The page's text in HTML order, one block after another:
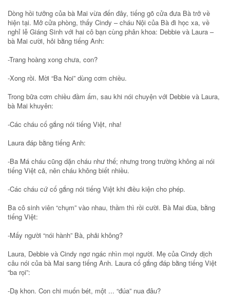
Dòng hồi tưởng của bà Mai vừa đến đây, tiếng gõ cửa đưa Bà trở về
hiện tại. Mở cửa phòng, thấy Cindy – cháu Nội của Bà đi học xa, về
nghỉ lễ Giáng Sinh với hai cô bạn cùng phân khoa: Debbie và Laura –
bà Mai cười, hỏi bằng tiếng Anh:
-Trang hoàng xong chưa, con?
-Xong rồi. Mời “Ba Noi” dùng cơm chiều.
Trong bữa cơm chiều đầm ấm, sau khi nói chuyện với Debbie và Laura,
bà Mai khuyên:
-Các cháu cố gắng nói tiếng Việt, nha!
Laura đáp bằng tiếng Anh:
-Ba Má cháu cũng dặn cháu như thế; nhưng trong trường không ai nói
tiếng Việt cả, nên cháu không biết nhiều.
-Các cháu cứ cố gắng nói tiếng Việt khi điều kiện cho phép.
Ba cô sinh viên “chụm” vào nhau, thầm thì rồi cười. Bà Mai đùa, bằng
tiếng Việt:
-Mấy người “nói hành” Bà, phải không?
Laura, Debbie và Cindy ngơ ngác nhìn mọi người. Mẹ của Cindy dịch
câu nói của bà Mai sang tiếng Anh. Laura cố gắng đáp bằng tiếng Việt
“ba rọi”:
-Dạ khon. Con chi muốn bét, một ... “đúa” nua đâu?